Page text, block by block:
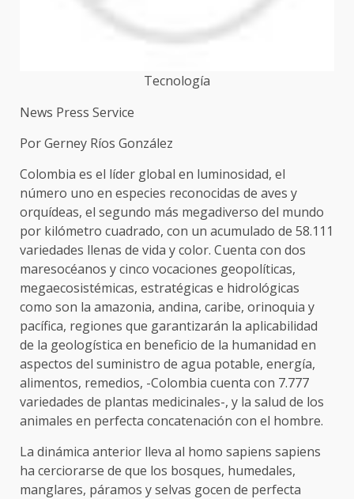
Tecnología
News Press Service
Por Gerney Ríos González
Colombia es el líder global en luminosidad, el
número uno en especies reconocidas de aves y
orquídeas, el segundo más megadiverso del mundo
por kilómetro cuadrado, con un acumulado de 58.111
variedades llenas de vida y color. Cuenta con dos
maresocéanos y cinco vocaciones geopolíticas,
megaecosistémicas, estratégicas e hidrológicas
como son la amazonia, andina, caribe, orinoquia y
pacífica, regiones que garantizarán la aplicabilidad
de la geologística en beneficio de la humanidad en
aspectos del suministro de agua potable, energía,
alimentos, remedios, -Colombia cuenta con 7.777
variedades de plantas medicinales-, y la salud de los
animales en perfecta concatenación con el hombre.
La dinámica anterior lleva al homo sapiens sapiens
ha cerciorarse de que los bosques, humedales,
manglares, páramos y selvas gocen de perfecta